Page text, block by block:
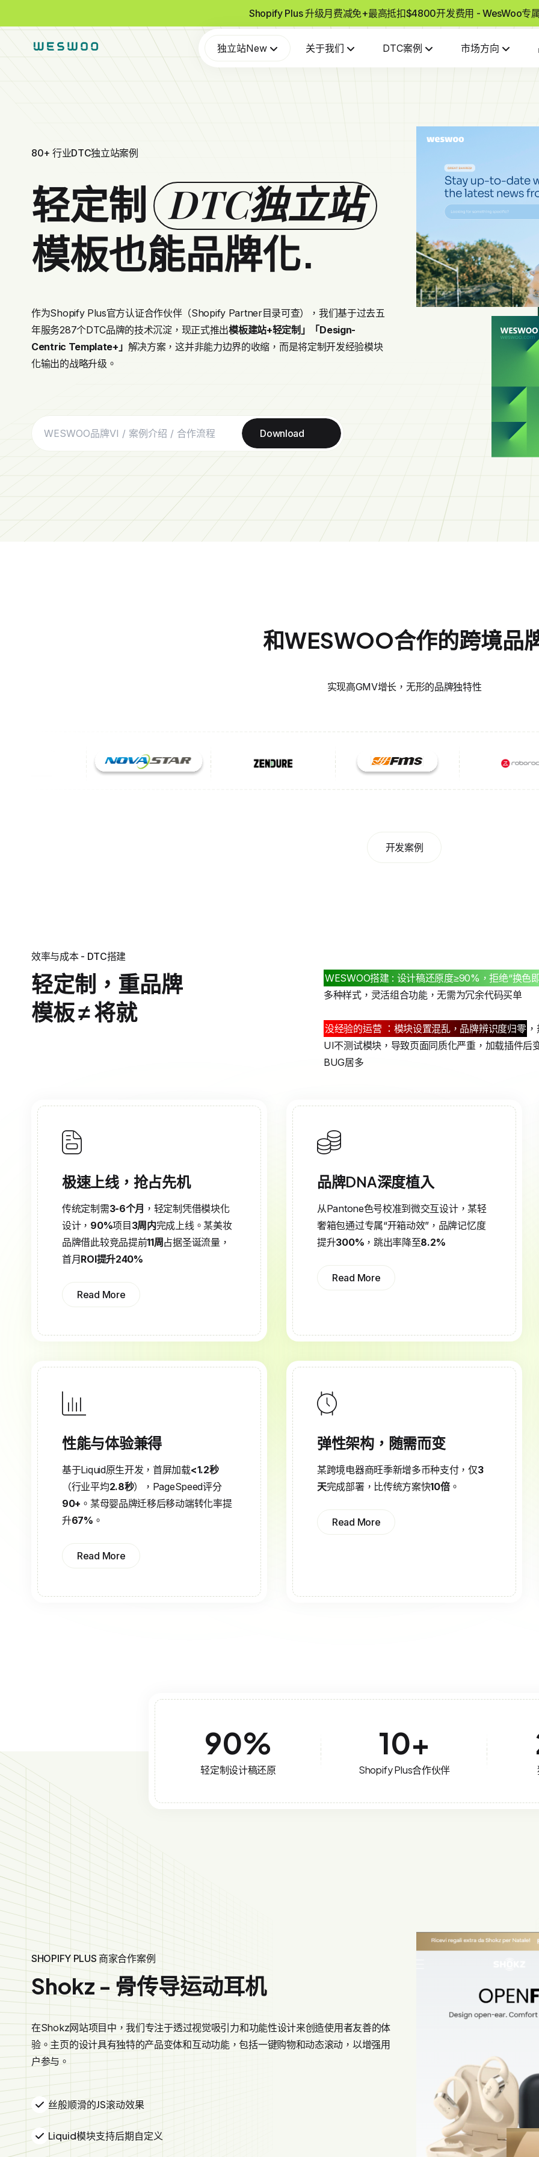
Shopify Plus 升级月费减免+最高抵扣$4800开发费用 - WesWoo专
独立站New 关于我们 DTC案例 市场方向
80+ 行业DTC独立站案例
轻定制 DTC独立站
模板也能品牌化.
作为Shopify Plus官方认证合作伙伴（Shopify Partner目录可查），我们基于过去五
年服务287个DTC品牌的技术沉淀，现正式推出模板建站+轻定制」
「Design-
Centric Template+」 解决方案，这并非能力边界的收缩，而是将定制开发经验模块
化输出的战略升级。
Download
和WESWOO合作的跨境品
实现高GMV增长，无形的品牌独特性
开发案例
效率与成本 - DTC搭建
轻定制，重品牌
模板 ≠ 将就
WESWOO搭建 : 设计稿还原度≥90%，拒绝“换色
多种样式，灵活组合功能，无需为冗余代码买单
没经验的运营 ：模块设置混乱，品牌辨识度归零
UI不测试模块，导致页面同质化严重，加载插件后
BUG居多
极速上线，抢占先机
传统定制需3-6个月 ，轻定制凭借模块化
设计， 90%项目 3周内完成上线。某美妆
品牌借此较竞品提前11周 占据圣诞流量，
首月 ROI提升240%
Read More
品牌DNA深度植入
从Pantone色号校准到微交互设计，某轻
奢箱包通过专属“开箱动效”，品牌记忆度
提升300% ，跳出率降至8.2%
Read More
性能与体验兼得
基于Liquid原生开发，首屏加载<1.2秒
（行业平均2.8秒），PageSpeed评分
90+ 。某母婴品牌迁移后移动端转化率提
升67% 。
Read More
弹性架构，随需而变
某跨境电器商旺季新增多币种支付，仅3
天完成部署，比传统方案快10倍。
Read More
90%
轻定制设计稿还原
10+
Shopify Plus合作伙伴
SHOPIFY PLUS 商家合作案例
Shokz - 骨传导运动耳机
在Shokz网站项目中，我们专注于透过视觉吸引力和功能性设计来创造使用者友善的体
验。主页的设计具有独特的产品变体和互动功能，包括一键购物和动态滚动，以增强用
户参与。
丝般顺滑的JS滚动效果
Liquid模块支持后期自定义